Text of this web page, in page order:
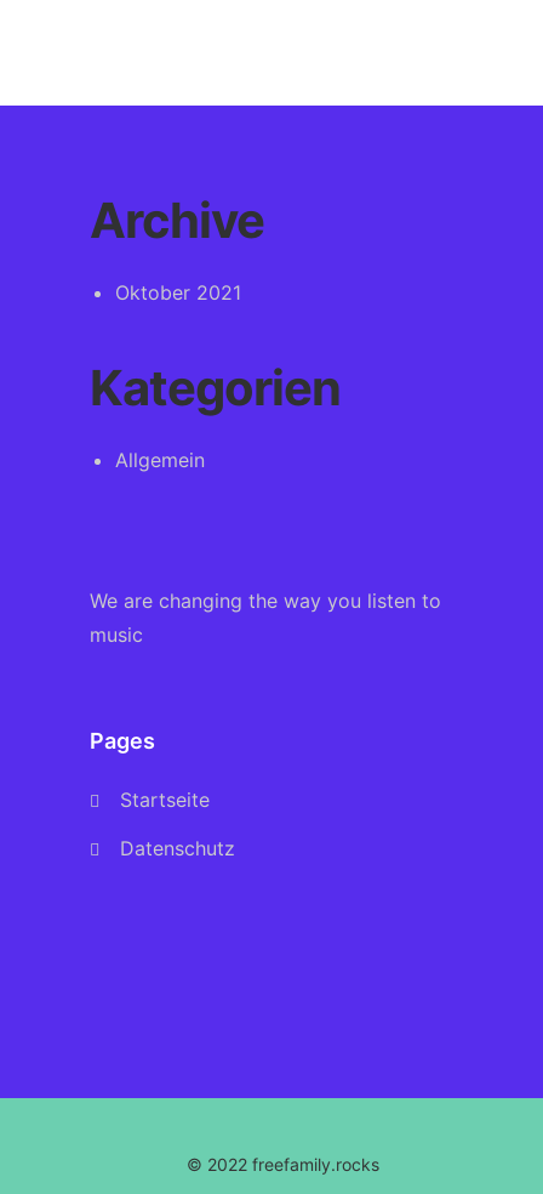
Archive
Oktober 2021
Kategorien
Allgemein
We are changing the way you listen to
music
Pages
Startseite
Datenschutz
© 2022 freefamily.rocks